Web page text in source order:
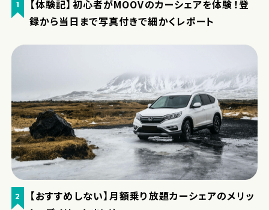
1
【体験記】初心者がMOOVのカーシェアを体験！登
録から当日まで写真付きで細かくレポート
2
【おすすめしない】月額乗り放題カーシェアのメリッ